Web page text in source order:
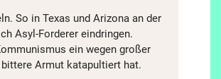
So in Texas und Arizona an der
Asyl-Forderer eindringen.
ein wegen großer
Armut katapultiert hat.